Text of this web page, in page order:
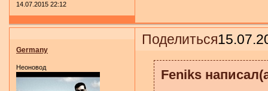
14.07.2015 22:12
Поделиться
Germany
Неоновод Feniks